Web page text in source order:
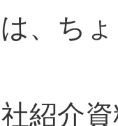
、ち
紹介